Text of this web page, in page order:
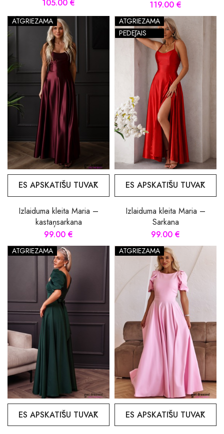
105.00 € 119.00 €
ATGRIEZAMA
ES APSKATĪŠU TUVĀK
Izlaiduma kleita Maria –
kastaņsarkana
99.00 €
ATGRIEZAMA
PĒDĒJAIS
ES APSKATĪŠU TUVĀK
Izlaiduma kleita Maria –
Sarkana
99.00 €
ATGRIEZAMA
ES APSKATĪŠU TUVĀK
ATGRIEZAMA
ES APSKATĪŠU TUVĀK